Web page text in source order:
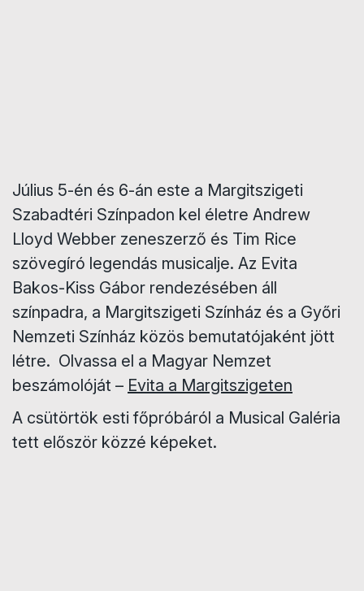
Július 5-én és 6-án este a Margitszigeti
Szabadtéri Színpadon kel életre Andrew
Lloyd Webber zeneszerző és Tim Rice
szövegíró legendás musicalje. Az Evita
Bakos-Kiss Gábor rendezésében áll
színpadra, a Margitszigeti Színház és a Győri
Nemzeti Színház közös bemutatójaként jött
létre. Olvassa el a Magyar Nemzet
beszámolóját – Evita a Margitszigeten
A csütörtök esti főpróbáról a Musical Galéria
tett először közzé képeket.